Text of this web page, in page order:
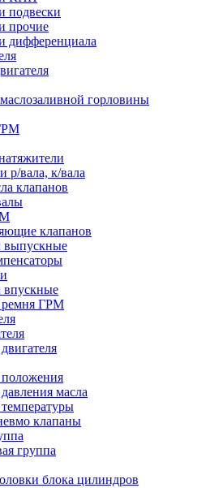
подвески
прочие
дифференциала
горловины
р/вала, к/вала
клапанов
клапанов
выпускные
ГРМ
масла
клапаны
группа
блока цилиндров